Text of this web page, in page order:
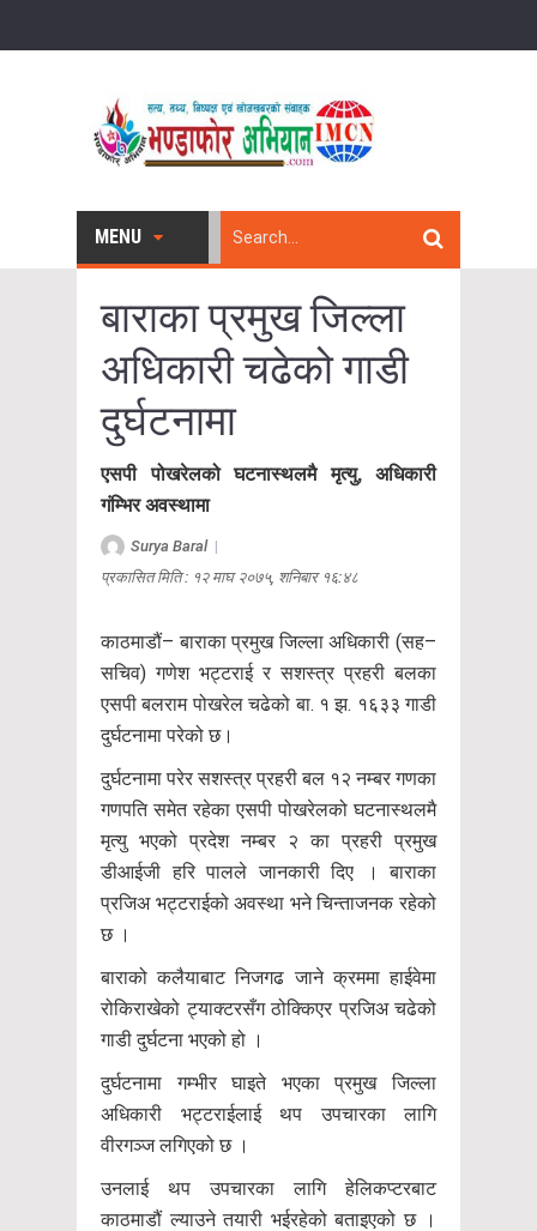
MENU
बाराका प्रमुख जिल्ला
अधिकारी चढेको गाडी
दुर्घटनामा
एसपी पोखरेलको घटनास्थलमै मृत्यु, अधिकारी
गंम्भिर अवस्थामा
Surya Baral|
प्रकासित मिति : १२ माघ २०७५, शनिबार १६:४८
काठमाडौं– बाराका प्रमुख जिल्ला अधिकारी (सह–
सचिव) गणेश भट्टराई र सशस्त्र प्रहरी बलका
एसपी बलराम पोखरेल चढेको बा. १ झ. १६३३ गाडी
दुर्घटनामा परेको छ।
दुर्घटनामा परेर सशस्त्र प्रहरी बल १२ नम्बर गणका
गणपति समेत रहेका एसपी पोखरेलको घटनास्थलमै
मृत्यु भएको प्रदेश नम्बर २ का प्रहरी प्रमुख
डीआईजी हरि पालले जानकारी दिए । बाराका
प्रजिअ भट्टराईको अवस्था भने चिन्ताजनक रहेको
छ ।
बाराको कलैयाबाट निजगढ जाने क्रममा हाईवेमा
रोकिराखेको ट्याक्टरसँग ठोक्किएर प्रजिअ चढेको
गाडी दुर्घटना भएको हो ।
दुर्घटनामा गम्भीर घाइते भएका प्रमुख जिल्ला
अधिकारी भट्टराईलाई थप उपचारका लागि
वीरगञ्ज लगिएको छ ।
उनलाई थप उपचारका लागि हेलिकप्टरबाट
काठमाडौं ल्याउने तयारी भईरहेको बताइएको छ ।